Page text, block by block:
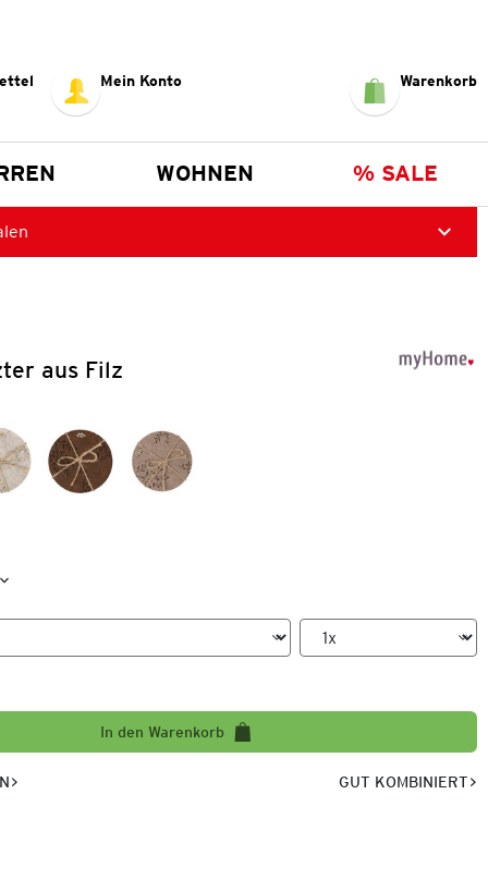
Mein Konto Warenkorb
WOHNEN % SALE
aus Filz
In den Warenkorb
GUT KOMBINIERT